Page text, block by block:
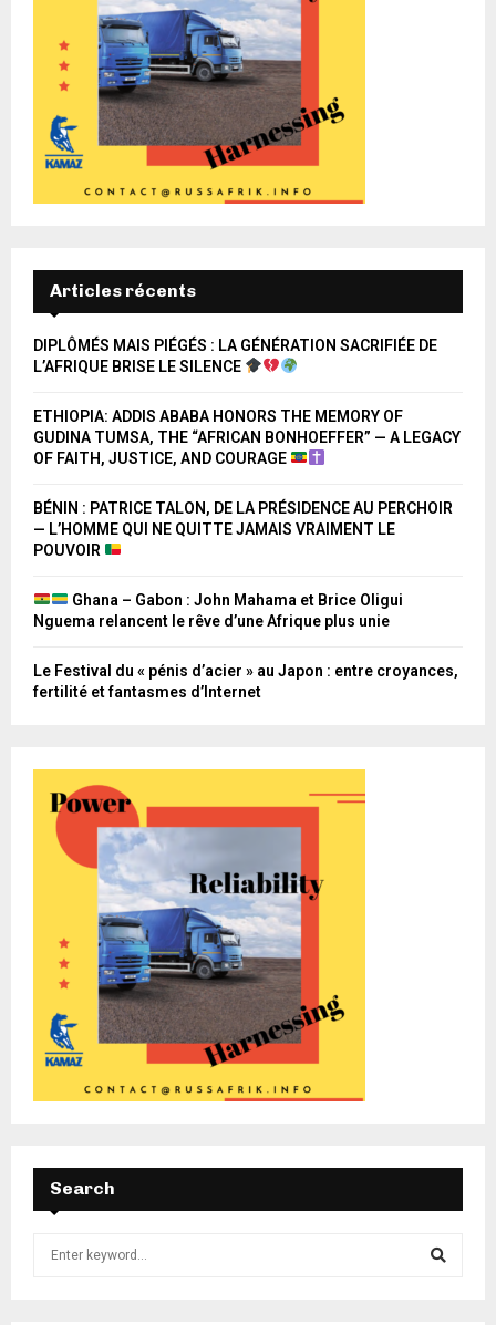
Articles récents
DIPLÔMÉS MAIS PIÉGÉS : LA GÉNÉRATION SACRIFIÉE DE
L’AFRIQUE BRISE LE SILENCE
ETHIOPIA: ADDIS ABABA HONORS THE MEMORY OF
GUDINA TUMSA, THE “AFRICAN BONHOEFFER” — A LEGACY
OF FAITH, JUSTICE, AND COURAGE
BÉNIN : PATRICE TALON, DE LA PRÉSIDENCE AU PERCHOIR
— L’HOMME QUI NE QUITTE JAMAIS VRAIMENT LE
POUVOIR
Ghana – Gabon : John Mahama et Brice Oligui
Nguema relancent le rêve d’une Afrique plus unie
Le Festival du « pénis d’acier » au Japon : entre croyances,
fertilité et fantasmes d’Internet
Search